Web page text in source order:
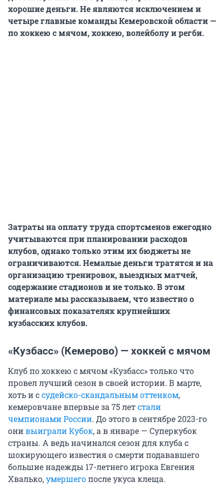
хорошие деньги. Не являются исключением и
четыре главные команды Кемеровской области —
по хоккею с мячом, хоккею, волейболу и регби.
Затраты на оплату труда спортсменов ежегодно
учитываются при планировании расходов
клубов, однако только этим их бюджеты не
ограничиваются. Немалые деньги тратятся и на
организацию тренировок, выездных матчей,
содержание стадионов и не только. В этом
материале мы рассказываем, что известно о
финансовых показателях крупнейших
кузбасских клубов.
«Кузбасс» (Кемерово) — хоккей с мячом
Клуб по хоккею с мячом «Кузбасс» только что
провел лучший сезон в своей истории. В марте,
хоть и ссудейско-скандальным оттенком,
кемеровчане впервые за 75 летстали
чемпионами России. До этого в сентябре 2023-го
онивыиграли Кубок, а в январе — Суперкубок
страны. А ведь начинался сезон для клуба с
шокирующего известия о смерти подававшего
большие надежды 17-летнего игрока Евгения
Хвалько,умершегопосле укуса клеща.